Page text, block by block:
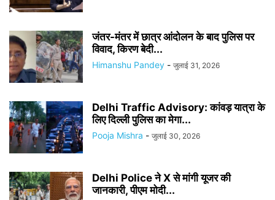
जंतर-मंतर में छात्र आंदोलन के बाद पुलिस पर
विवाद, किरण बेदी...
Himanshu Pandey - जुलाई 31, 2026
Delhi Traffic Advisory: कांवड़ यात्रा के
लिए दिल्ली पुलिस का मेगा...
Pooja Mishra - जुलाई 30, 2026
Delhi Police ने X से मांगी यूजर की
जानकारी, पीएम मोदी...